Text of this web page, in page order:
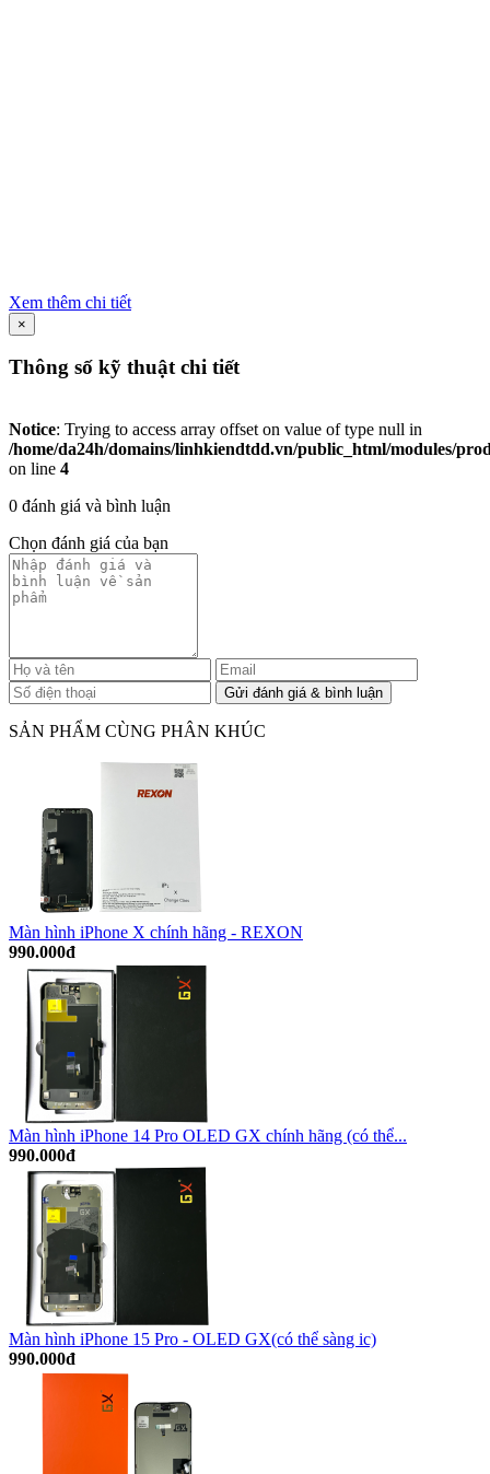
Xem thêm chi tiết
×
Thông số kỹ thuật chi tiết
Notice: Trying to access array offset on value of type null in
/home/da24h/domains/linhkiendtdd.vn/public_html/modules/
on line 4
0 đánh giá và bình luận
Chọn đánh giá của bạn
SẢN PHẨM CÙNG PHÂN KHÚC
Màn hình iPhone X chính hãng - REXON
990.000đ
Màn hình iPhone 14 Pro OLED GX chính hãng (có thể...
990.000đ
Màn hình iPhone 15 Pro - OLED GX(có thể sàng ic)
990.000đ